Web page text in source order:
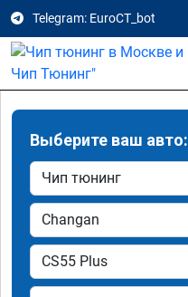
Telegram: EuroCT_bot
Выберите ваш авто: